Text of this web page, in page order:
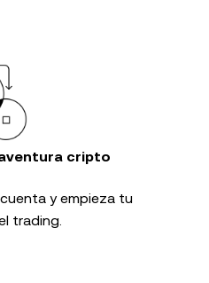
cripto
y empieza tu
trading.